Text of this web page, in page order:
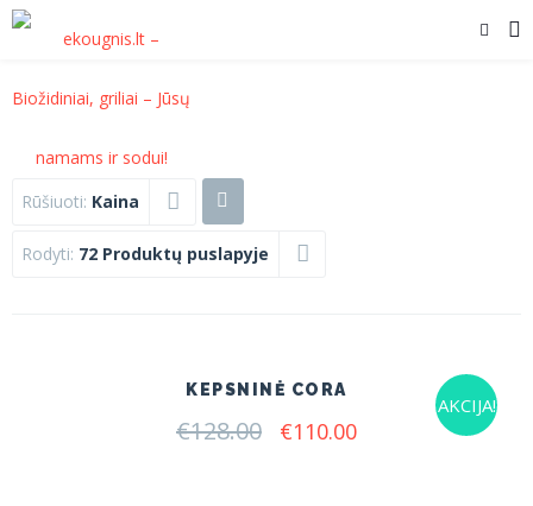
Rūšiuoti: Kaina
Rodyti: 72 Produktų puslapyje
AKCIJA!
KEPSNINĖ CORA
€128.00 Original
€110.00Current